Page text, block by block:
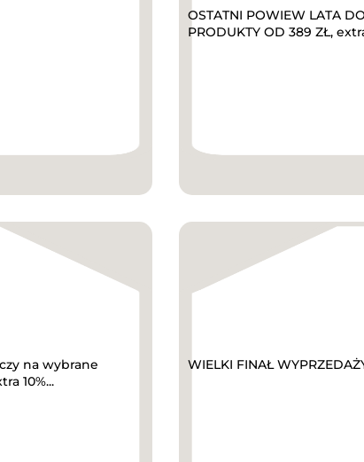
OSTATNI POWIEW LATA
PRODUKTY OD 389 ZŁ,
na wybrane
10%...
WIELKI FINAŁ